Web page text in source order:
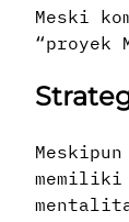
Meski
“proyek
memiliki